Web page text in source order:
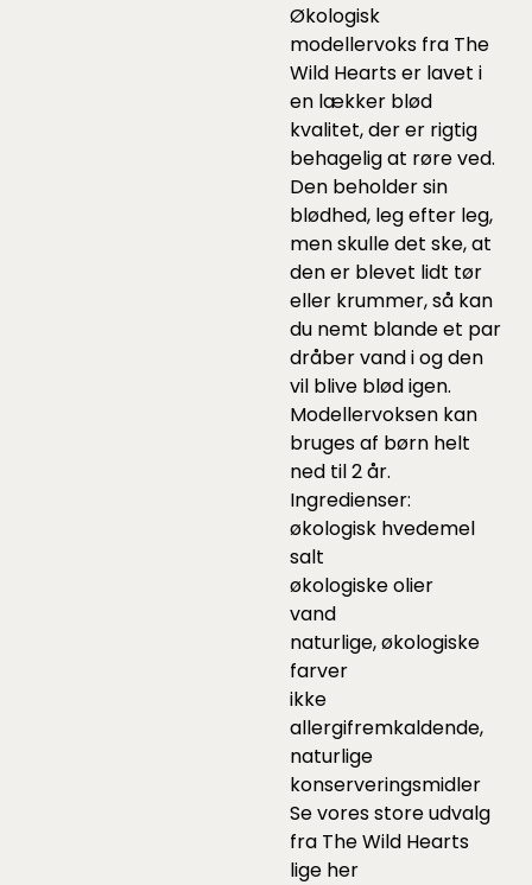
Økologisk
modellervoks fra The
Wild Hearts er lavet i
en lækker blød
kvalitet, der er rigtig
behagelig at røre ved.
Den beholder sin
blødhed, leg efter leg,
men skulle det ske, at
den er blevet lidt tør
eller krummer, så kan
du nemt blande et par
dråber vand i og den
vil blive blød igen.
Modellervoksen kan
bruges af børn helt
ned til 2 år.
Ingredienser:
økologisk hvedemel
salt
økologiske olier
vand
naturlige, økologiske
farver
ikke
allergifremkaldende,
naturlige
konserveringsmidler
Se vores store udvalg
fra The Wild Hearts
lige her